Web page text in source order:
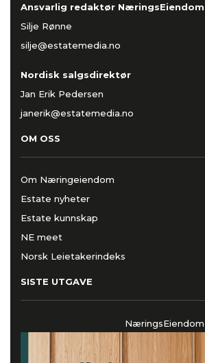
Ansvarlig redaktør NæringsEiendom
Silje Rønne
silje@estatemedia.no
Nordisk salgsdirektør
Jan Erik Pedersen
janerik@estatemedia.no
OM OSS
Om Næringeiendom
Estate nyheter
Estate kunnskap
NE meet
Norsk Leietakerindeks
SISTE UTGAVE
NæringsEiendom